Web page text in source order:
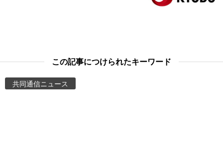
People
この記事につけられたキーワード
共同通信ニュース